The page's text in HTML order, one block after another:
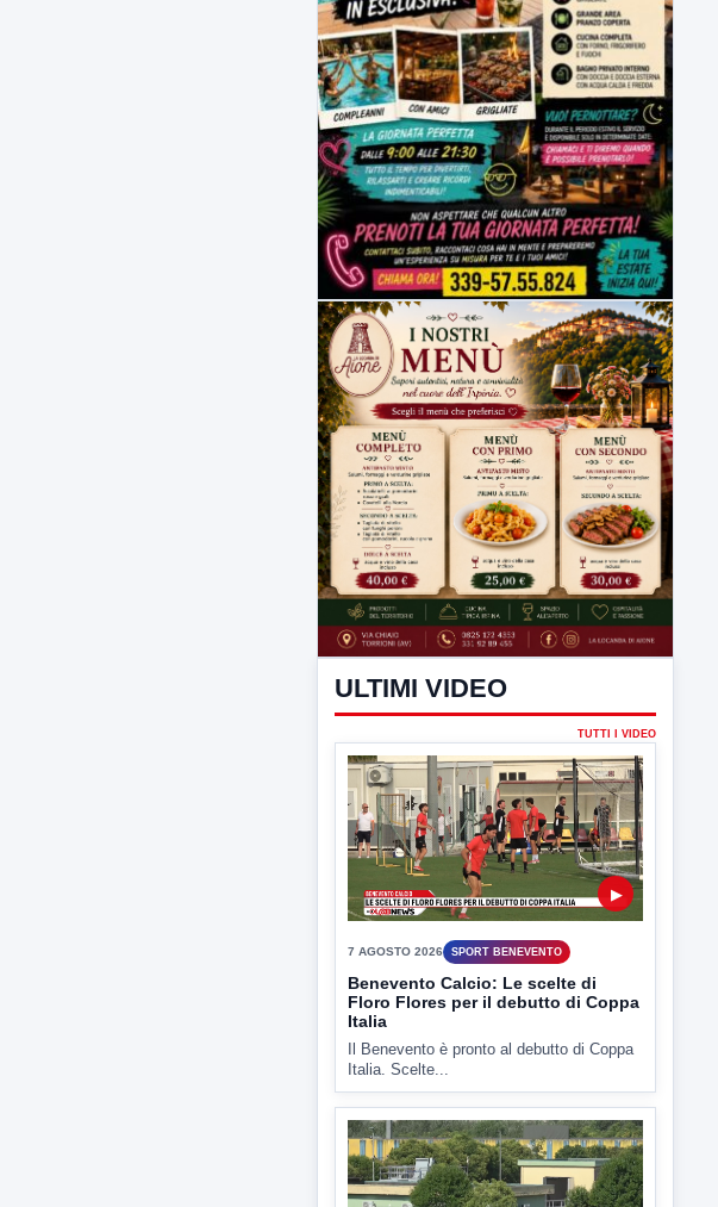
ULTIMI VIDEO
TUTTI I VIDEO
▶
7 AGOSTO 2026 SPORT BENEVENTO
Benevento Calcio: Le scelte di
Floro Flores per il debutto di Coppa
Italia
Il Benevento è pronto al debutto di Coppa
Italia. Scelte...
7 AGOSTO 2026 ATTUALITÀ
Miasmi e Calore, l'ASL parla
attraverso il Comune